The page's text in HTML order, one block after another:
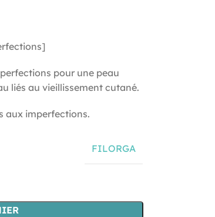
pour une peau
liés au vieillissement cutané.
aux imperfections.
FILORGA